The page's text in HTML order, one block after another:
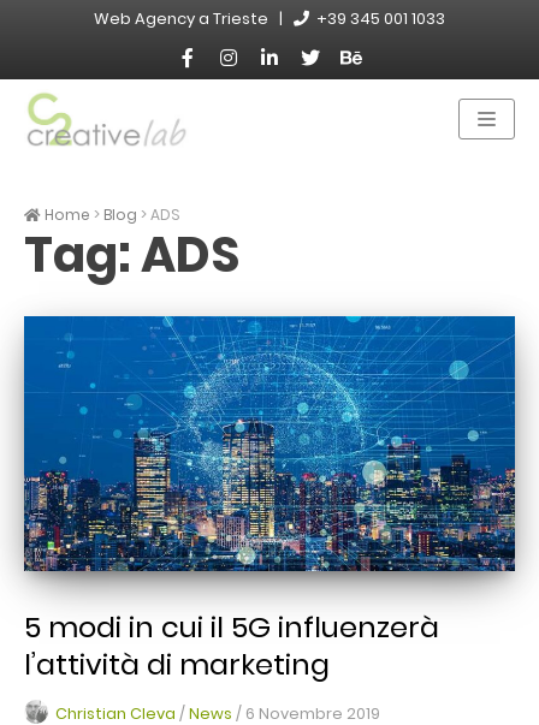
Web Agency a Trieste | +39 345 001 1033
C2 Creative Lab
Menù
Home > Blog > ADS
Tag:ADS
5 modi in cui il 5G influenzerà
l’attività di marketing
Christian Cleva /News / 6 Novembre 2019